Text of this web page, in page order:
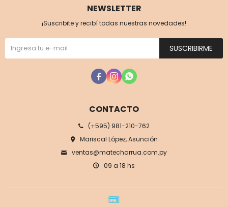
CONTACTO
(+595) 981-210-762
Mariscal López, Asunción
ventas@matecharrua.com.py
09 a 18 hs
NEWSLETTER
¡Suscribite y recibí todas nuestras novedades!
SUSCRIBIRME
  